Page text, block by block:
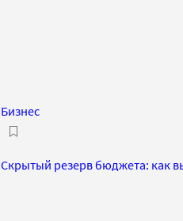
Бизнес
Скрытый резерв бюджета: как